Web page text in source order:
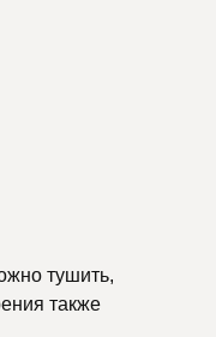
тушить,
также